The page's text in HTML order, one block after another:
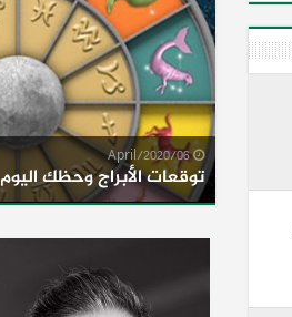
06/April/2020
توقعات الأبراج وحظك اليوم